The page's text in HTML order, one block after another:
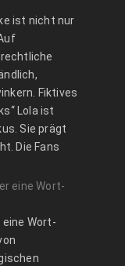
ist nicht nur
Fiktives
Lola ist
Sie prägt
Die Fans
eine Wort-
Wort-